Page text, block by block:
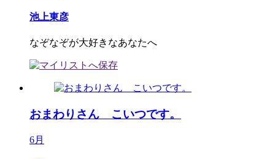
池上東彦
なぞなぞが大好きなあなたへ
おまわりさん こいつです。
6月